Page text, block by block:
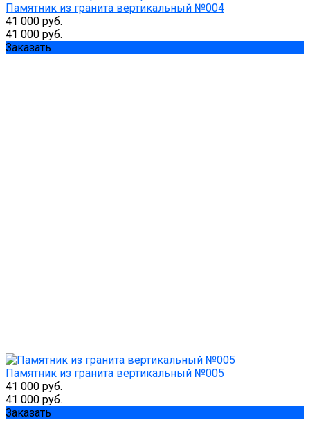
Памятник из гранита вертикальный №004
41 000 руб.
41 000 руб.
Заказать
Памятник из гранита вертикальный №005
41 000 руб.
41 000 руб.
Заказать